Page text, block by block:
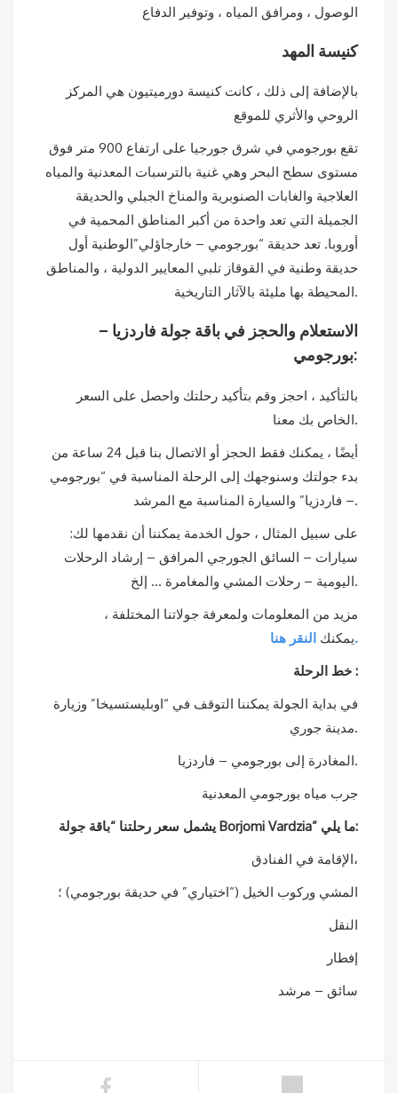
الوصول ، ومرافق المياه ، وتوفير الدفاع
كنيسة المهد
بالإضافة إلى ذلك ، كانت كنيسة دورميتيون هي المركز
الروحي والأثري للموقع
تقع بورجومي في شرق جورجيا على ارتفاع 900 متر فوق
مستوى سطح البحر وهي غنية بالترسبات المعدنية والمياه
العلاجية والغابات الصنوبرية والمناخ الجبلي والحديقة
الجميلة التي تعد واحدة من أكبر المناطق المحمية في
أوروبا. تعد حديقة “بورجومي – خارجاؤلي”الوطنية أول
حديقة وطنية في القوقاز تلبي المعايير الدولية ، والمناطق
المحيطة بها مليئة بالآثار التاريخية.
الاستعلام والحجز في باقة جولة فاردزيا –
بورجومي:
بالتأكيد ، احجز وقم بتأكيد رحلتك واحصل على السعر
الخاص بك معنا.
أيضًا ، يمكنك فقط الحجز أو الاتصال بنا قبل 24 ساعة من
بدء جولتك وسنوجهك إلى الرحلة المناسبة في “بورجومي
– فاردزيا” والسيارة المناسبة مع المرشد.
على سبيل المثال ، حول الخدمة يمكننا أن نقدمها لك:
سيارات – السائق الجورجي المرافق – إرشاد الرحلات
اليومية – رحلات المشي والمغامرة … إلخ.
مزيد من المعلومات ولمعرفة جولاتنا المختلفة ،
يمكنك النقر هنا
.
خط الرحلة :
في بداية الجولة يمكننا التوقف في “اوبليستسيخا” وزيارة
مدينة جوري.
المغادرة إلى بورجومي – فاردزيا.
جرب مياه بورجومي المعدنية
يشمل سعر رحلتنا “باقة جولة Borjomi Vardzia” ما يلي:
الإقامة في الفنادق،
المشي وركوب الخيل (“اختياري” في حديقة بورجومي) ؛
النقل
إفطار
سائق – مرشد